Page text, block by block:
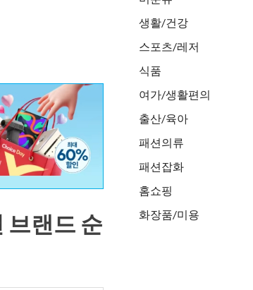
브랜드 순
생활/건강
스포츠/레저
식품
여가/생활편의
출산/육아
패션의류
패션잡화
홈쇼핑
화장품/미용